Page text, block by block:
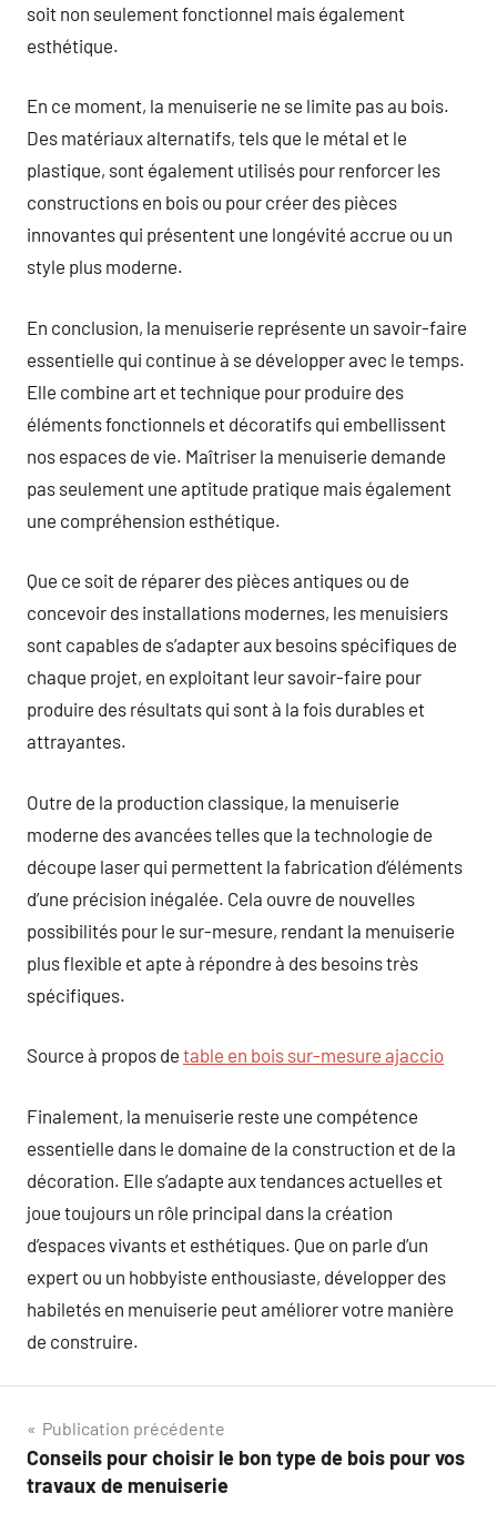
soit non seulement fonctionnel mais également
esthétique.
En ce moment, la menuiserie ne se limite pas au bois.
Des matériaux alternatifs, tels que le métal et le
plastique, sont également utilisés pour renforcer les
constructions en bois ou pour créer des pièces
innovantes qui présentent une longévité accrue ou un
style plus moderne.
En conclusion, la menuiserie représente un savoir-faire
essentielle qui continue à se développer avec le temps.
Elle combine art et technique pour produire des
éléments fonctionnels et décoratifs qui embellissent
nos espaces de vie. Maîtriser la menuiserie demande
pas seulement une aptitude pratique mais également
une compréhension esthétique.
Que ce soit de réparer des pièces antiques ou de
concevoir des installations modernes, les menuisiers
sont capables de s’adapter aux besoins spécifiques de
chaque projet, en exploitant leur savoir-faire pour
produire des résultats qui sont à la fois durables et
attrayantes.
Outre de la production classique, la menuiserie
moderne des avancées telles que la technologie de
découpe laser qui permettent la fabrication d’éléments
d’une précision inégalée. Cela ouvre de nouvelles
possibilités pour le sur-mesure, rendant la menuiserie
plus flexible et apte à répondre à des besoins très
spécifiques.
Source à propos de table en bois sur-mesure ajaccio
Finalement, la menuiserie reste une compétence
essentielle dans le domaine de la construction et de la
décoration. Elle s’adapte aux tendances actuelles et
joue toujours un rôle principal dans la création
d’espaces vivants et esthétiques. Que on parle d’un
expert ou un hobbyiste enthousiaste, développer des
habiletés en menuiserie peut améliorer votre manière
de construire.
Navigation
de
Publication précédente
Conseils pour choisir le bon type de bois pour vos
travaux de menuiserie